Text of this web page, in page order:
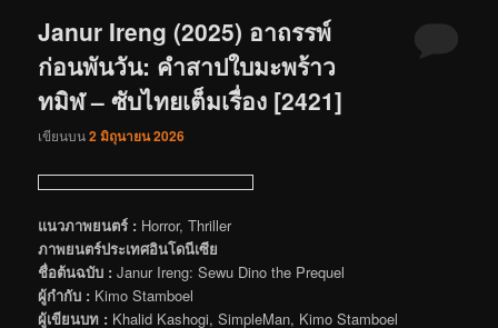
Janur Ireng (2025) อาถรรพ์
ก่อนพันวัน: คำสาปใบมะพร้าว
ทมิฬ – ซับไทยเต็มเรื่อง [2421]
เขียนบน2 มิถุนายน 2026
แนวภาพยนตร์ : Horror, Thriller
ภาพยนตร์ประเทศอินโดนีเซีย
ชื่อต้นฉบับ : Janur Ireng: Sewu Dino the Prequel
ผู้กำกับ : Kimo Stamboel
ผู้เขียนบท : Khalid Kashogi, SimpleMan, Kimo Stamboel